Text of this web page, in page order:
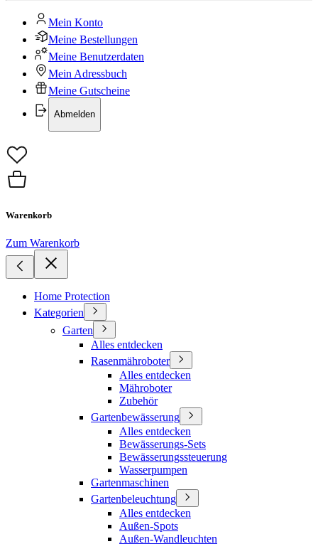
Mein Konto
Meine Bestellungen
Meine Benutzerdaten
Mein Adressbuch
Meine Gutscheine
Abmelden
Warenkorb
Zum Warenkorb
Home Protection
Kategorien
Garten
Alles entdecken
Rasenmähroboter
Alles entdecken
Mähroboter
Zubehör
Gartenbewässerung
Alles entdecken
Bewässerungs-Sets
Bewässerungssteuerung
Wasserpumpen
Gartenmaschinen
Gartenbeleuchtung
Alles entdecken
Außen-Spots
Außen-Wandleuchten